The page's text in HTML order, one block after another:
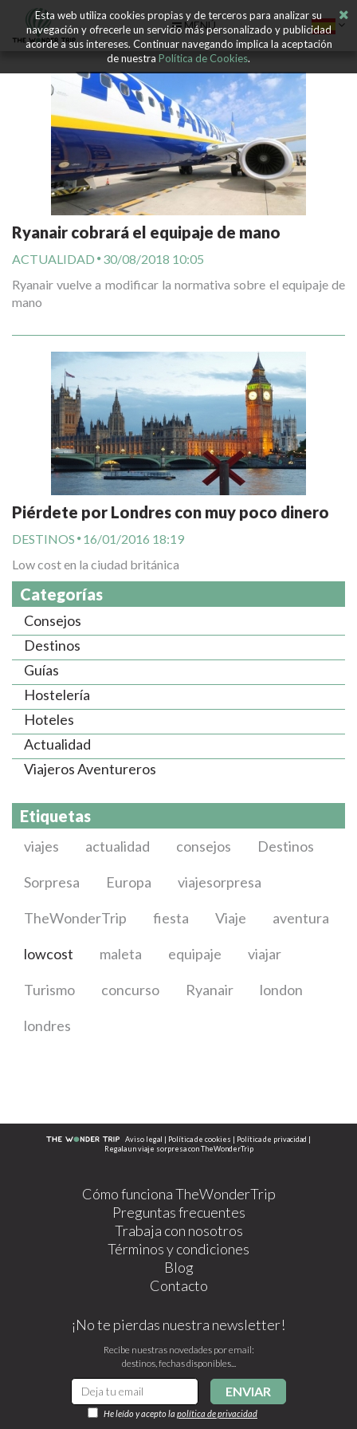
MENÚ
Ryanair cobrará el equipaje de mano
ACTUALIDAD
30/08/2018 10:05
Ryanair vuelve a modificar la normativa sobre el equipaje de
mano
Piérdete por Londres con muy poco dinero
DESTINOS
16/01/2016 18:19
Low cost en la ciudad británica
Categorías
Consejos
Destinos
Guías
Hostelería
Hoteles
Actualidad
Viajeros Aventureros
Etiquetas
viajes actualidad consejos Destinos
Sorpresa Europa viajesorpresa
TheWonderTrip fiesta Viaje aventura
lowcost maleta equipaje viajar
Turismo concurso Ryanair london
londres
Aviso legal | Política de cookies | Política de privacidad |
Regala un viaje sorpresa con TheWonderTrip
Cómo funciona TheWonderTrip
Preguntas frecuentes
Trabaja con nosotros
Términos y condiciones
Blog
Contacto
¡No te pierdas nuestra newsletter!
Recibe nuestras novedades por email:
destinos, fechas disponibles...
ENVIAR
He leído y acepto la política de privacidad
Esta web utiliza cookies propias y de terceros para analizar su
navegación y ofrecerle un servicio más personalizado y publicidad
acorde a sus intereses. Continuar navegando implica la aceptación
de nuestra Política de Cookies.